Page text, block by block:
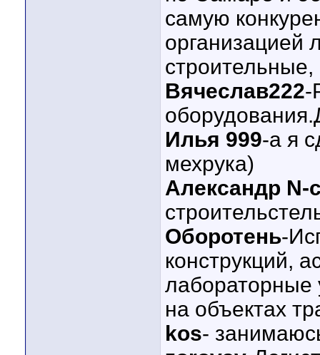
самую
организацией
Вячеслав222-
Илья 999-а я
мехрука)
Александр N-
Оборотень-
конструкций,
лабораторные
на объектах
kos-